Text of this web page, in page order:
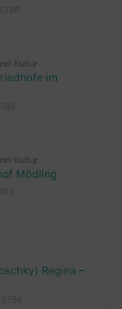
Kultur
im
Kultur
Mödling
Regina –